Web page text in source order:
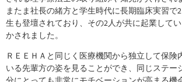
またま社長の緒方と学生時代に長期臨床実習で
生も登壇されており、その2人が共に起業して
かされました。
ＲＥＥＨＡと同じく医療機関から独立して保険
いる先輩方の姿を見ることができ、同じステー